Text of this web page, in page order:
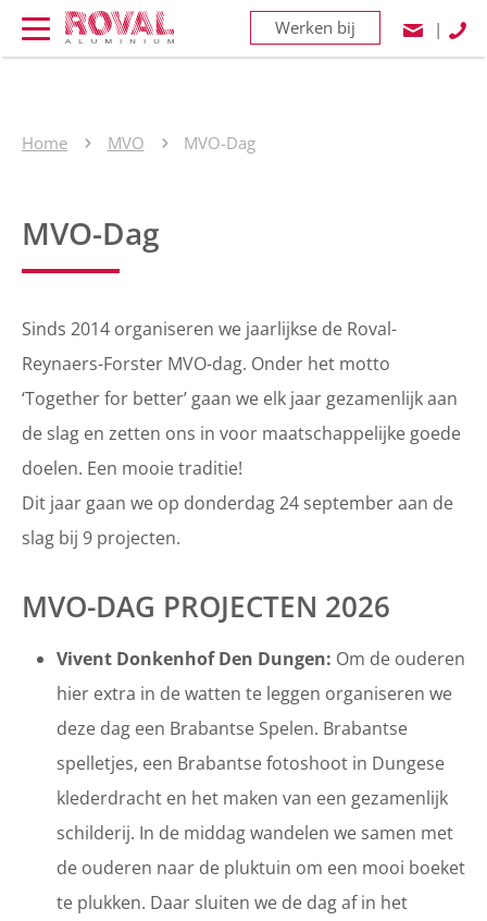
Werken bij |
Home MVO MVO-Dag
MVO-Dag
Sinds 2014 organiseren we jaarlijkse de Roval-
Reynaers-Forster MVO-dag. Onder het motto
‘Together for better’ gaan we elk jaar gezamenlijk aan
de slag en zetten ons in voor maatschappelijke goede
doelen. Een mooie traditie!
Dit jaar gaan we op donderdag 24 september aan de
slag bij 9 projecten.
MVO-DAG PROJECTEN 2026
Vivent Donkenhof Den Dungen: Om de ouderen
hier extra in de watten te leggen organiseren we
deze dag een Brabantse Spelen. Brabantse
spelletjes, een Brabantse fotoshoot in Dungese
klederdracht en het maken van een gezamenlijk
schilderij. In de middag wandelen we samen met
de ouderen naar de pluktuin om een mooi boeket
te plukken. Daar sluiten we de dag af in het